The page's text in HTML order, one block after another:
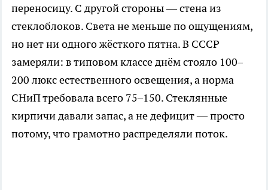
переносицу. С другой стороны — стена из
стеклоблоков. Света не меньше по ощущениям,
но нет ни одного жёсткого пятна. В СССР
замеряли: в типовом классе днём стояло 100–
200 люкс естественного освещения, а норма
СНиП требовала всего 75–150. Стеклянные
кирпичи давали запас, а не дефицит — просто
потому, что грамотно распределяли поток.